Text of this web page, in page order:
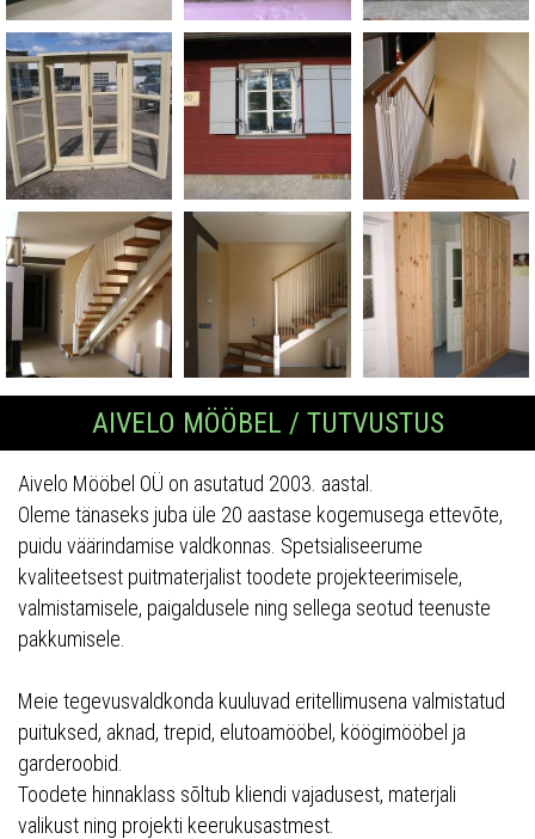
AIVELO MÖÖBEL / TUTVUSTUS
Aivelo Mööbel OÜ on asutatud 2003. aastal.
Oleme tänaseks juba üle 20 aastase kogemusega ettevõte,
puidu väärindamise valdkonnas. Spetsialiseerume
kvaliteetsest puitmaterjalist toodete projekteerimisele,
valmistamisele, paigaldusele ning sellega seotud teenuste
pakkumisele.
Meie tegevusvaldkonda kuuluvad eritellimusena valmistatud
puituksed, aknad, trepid, elutoamööbel, köögimööbel ja
garderoobid.
Toodete hinnaklass sõltub kliendi vajadusest, materjali
valikust ning projekti keerukusastmest.